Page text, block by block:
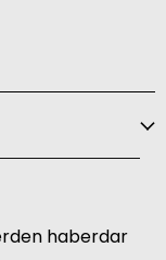
haberdar